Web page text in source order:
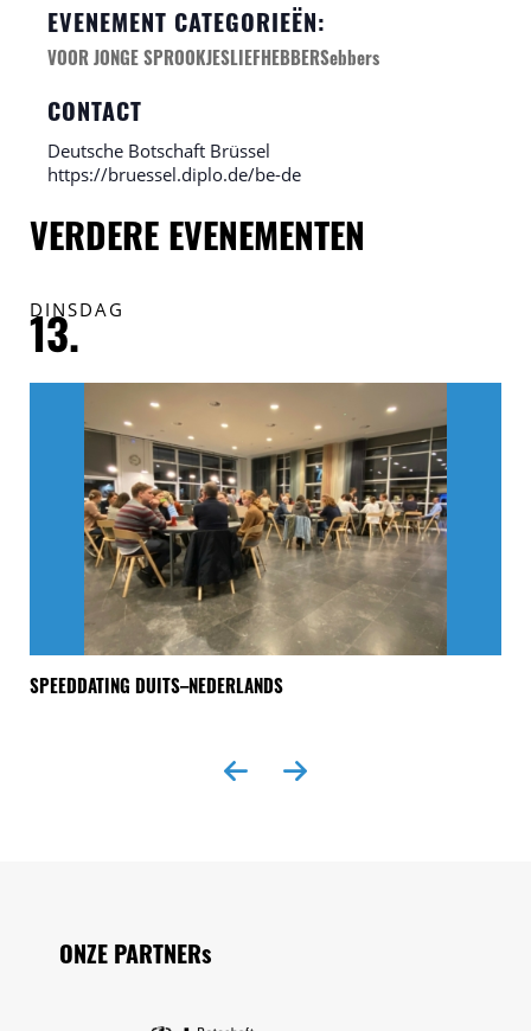
EVENEMENT CATEGORIEËN:
VOOR JONGE SPROOKJESLIEFHEBBERSebbers
CONTACT
Deutsche Botschaft Brüssel
https://bruessel.diplo.de/be-de
VERDERE EVENEMENTEN
DINSDAG
13.
SPEEDDATING DUITS–NEDERLANDS
ONZE PARTNERs